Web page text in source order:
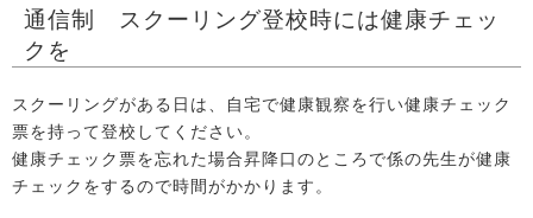
通信制 スクーリング登校時には健康チェッ
クを
スクーリングがある日は、自宅で健康観察を行い健康チェック
票を持って登校してください。
健康チェック票を忘れた場合昇降口のところで係の先生が健康
チェックをするので時間がかかります。